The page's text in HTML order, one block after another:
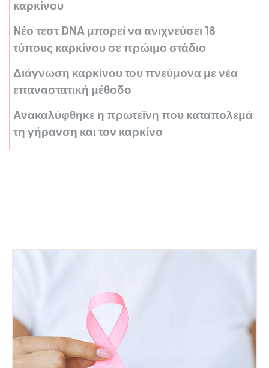
καρκίνου
Nέο τεστ DNA μπορεί να ανιχνεύσει 18
τύπους καρκίνου σε πρώιμο στάδιο
Διάγνωση καρκίνου του πνεύμονα με νέα
επαναστατική μέθοδο
Ανακαλύφθηκε η πρωτεΐνη που καταπολεμά
τη γήρανση και τον καρκίνο